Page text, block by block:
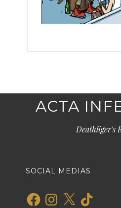
ACTA
Deathliger's
SOCIAL MEDIAS
FacebookInstagram
X TikTok